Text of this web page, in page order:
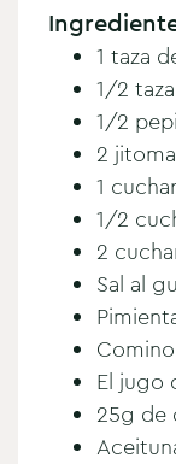
1 taza
1/2
1/2
2
1
1/2
2
Sal al
Comino
El jugo
25g de